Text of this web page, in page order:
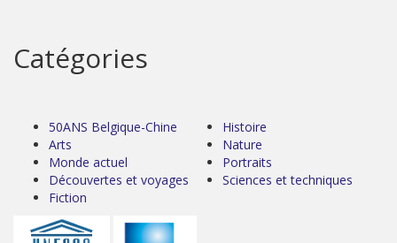
Catégories
50ANS Belgique-Chine
Arts
Monde actuel
Découvertes et voyages
Fiction
Histoire
Nature
Portraits
Sciences et techniques